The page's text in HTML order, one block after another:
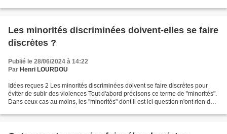
Les minorités discriminées doivent-elles se faire
discrètes ?
Publié le 28/06/2024 à 14:22
Par Henri LOURDOU
Idées reçues 2 Les minorités discriminées doivent se faire discrètes pour
éviter de subir des violences Tout d'abord précisons ce terme de "minorités".
Dans ceux cas au moins, les "minorités" dont il est ici question n'ont rien de